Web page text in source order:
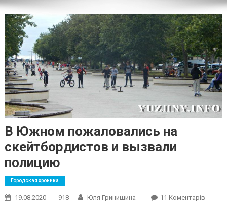
В Южном пожаловались на
скейтбордистов и вызвали
полицию
Городская хроника
19.08.2020 918 Юля Гринишина 11 КоментарівДо